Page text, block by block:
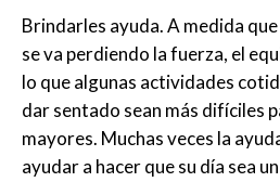
Brindarles ayuda. A medida
se va perdiendo la fuerza, el
lo que algunas actividades
dar sentado sean más difíciles
mayores. Muchas veces la
ayudar a hacer que su día sea